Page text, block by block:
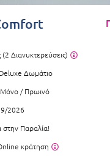
Διανυκτερεύσεις)
Deluxe Δωμάτιο
/ Πρωινό
2026
Παραλία!
κράτηση